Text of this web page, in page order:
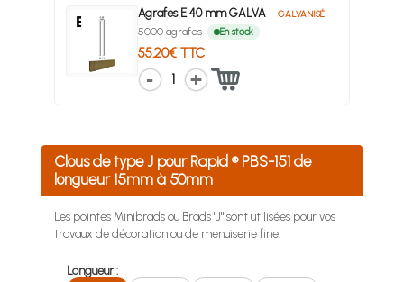
Agrafes E 40 mm GALVA GALVANISÉ
5000 agrafes En stock
55.20€ TTC
1
Clous de type J pour Rapid ® PBS-151 de
longueur 15mm à 50mm
Les pointes Minibrads ou Brads "J" sont utilisées pour vos
travaux de décoration ou de menuiserie fine.
Longueur :